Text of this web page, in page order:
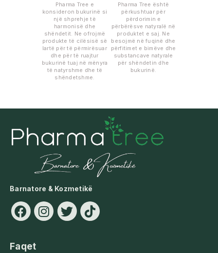
Pharma Tree e
konsideron bukurinë si
një shprehje të
harmonisë dhe
shëndetit. Ne ofrojmë
produkte të cilësisë së
lartë për të përmirësuar
dhe për të ruajtur
bukurinë tuaj në mënyra
të natyrshme dhe të
shëndetshme.
Pharma Tree është
përkushtuar për
përdorimin e
përbërësve natyralë në
produktet e saj. Ne
besojmë në fuqinë dhe
përfitimet e bimëve dhe
substancave natyrale
për shëndetin dhe
bukurinë.
Barnatore & Kozmetikë
Faqet